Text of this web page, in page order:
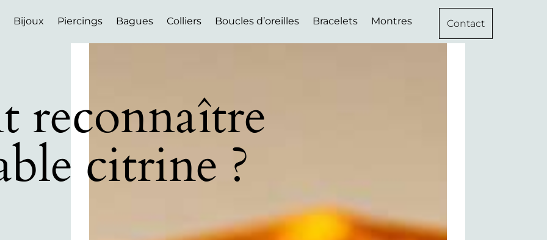
Bijoux Piercings Bagues Colliers Boucles d’oreilles Bracelets Montres Contact
reconnaître
citrine ?